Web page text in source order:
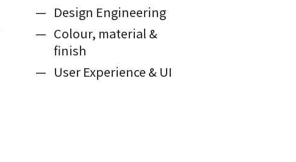
Design Engineering
Colour, material &
finish
User Experience & UI